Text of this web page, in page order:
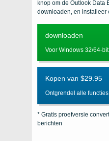
knop om de Outlook Data
downloaden, en installeer
downloaden
Voor Windows 32/64-bit
Kopen van $29.95
Ontgrendel alle functies
* Gratis proefversie
berichten